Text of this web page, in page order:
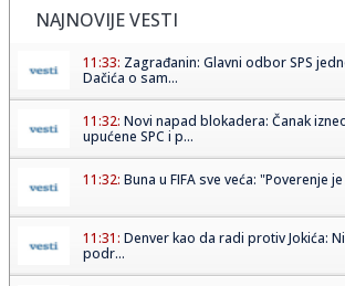
NAJNOVIJE VESTI
11:33: Zagrađanin: Glavni odbor SPS
Dačića o sam...
11:32: Novi napad blokadera: Čanak
upućene SPC i p...
11:32: Buna u FIFA sve veća: "Poverenje
11:31: Denver kao da radi protiv Jokića:
podr...